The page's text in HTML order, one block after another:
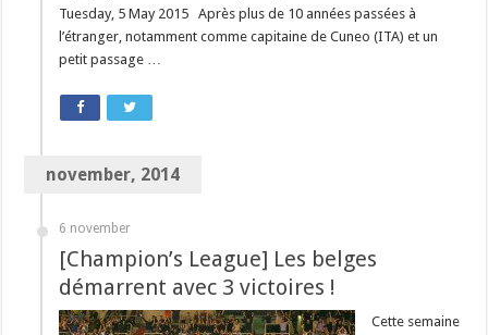
Tuesday, 5 May 2015 Après plus de 10 années passées à
l’étranger, notamment comme capitaine de Cuneo (ITA) et un
petit passage …
november, 2014
6 november
[Champion’s League] Les belges
démarrent avec 3 victoires !
Cette semaine